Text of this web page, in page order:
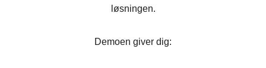
løsningen.
Demoen giver dig: